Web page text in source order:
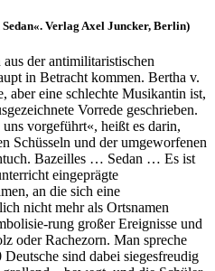
Verlag Axel Juncker, Berlin)
der antimilitaristischen
in Betracht kommen. Bertha v.
aber eine schlechte Musikantin ist,
Vorrede geschrieben.
vorgeführt«, heißt es darin,
Schüsseln und der umgeworfenen
Bazeilles … Sedan … Es ist
eingeprägte
an die sich eine
nicht mehr als Ortsnamen
rung großer Ereignisse und
oder Rachezorn. Man spreche
sind dabei siegesfreudig